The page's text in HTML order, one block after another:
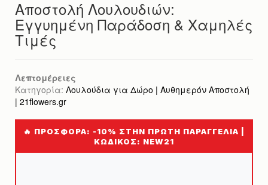
Αποστολή Λουλουδιών:
Εγγυημένη Παράδοση & Χαμηλές
Τιμές
Λεπτομέρειες
Κατηγορία: Λουλούδια για Δώρο | Αυθημερόν Αποστολή
| 21flowers.gr
🔥 ΠΡΟΣΦΟΡΑ: -10% ΣΤΗΝ ΠΡΩΤΗ ΠΑΡΑΓΓΕΛΙΑ |
ΚΩΔΙΚΟΣ: NEW21